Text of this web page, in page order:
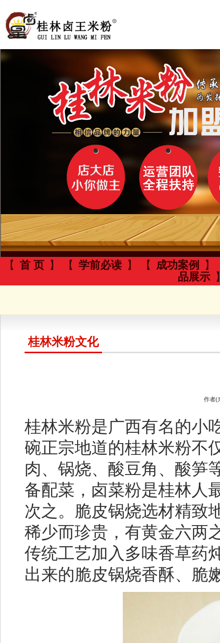
【 首 页 】 【 学前必读 】 【 成功案例
】
品展示
桂林米粉文化
作者(
桂林米粉是广西有名的小
碗正宗地道的桂林米粉不
肉、锅烧、酸豆角、酸笋
备配菜，卤菜粉是桂林人
次之。脆皮锅烧选材精致
稀少而珍贵，有黄金六两
传统工艺加入多味香草药
出来的脆皮锅烧香酥、脆